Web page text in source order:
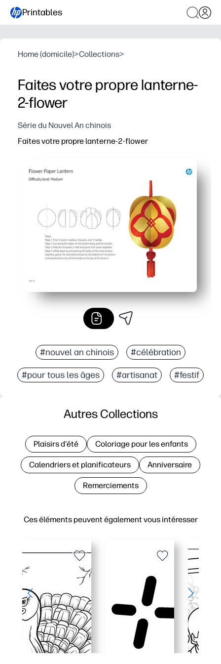
Printables
Home (domicile)>Collections>
Faites votre propre lanterne-
2-flower
Série du Nouvel An chinois
Faites votre propre lanterne-2-flower
#nouvel an chinois #célébration
#pour tous les âges #artisanat #festif
Ces éléments peuvent également vous intéresser
Autres Collections
Plaisirs d'été Coloriage pour les enfants
Calendriers et planificateurs Anniversaire
Remerciements